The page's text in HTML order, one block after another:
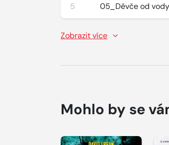
5 05_Děvče od
Zobrazit více
Mohlo by se